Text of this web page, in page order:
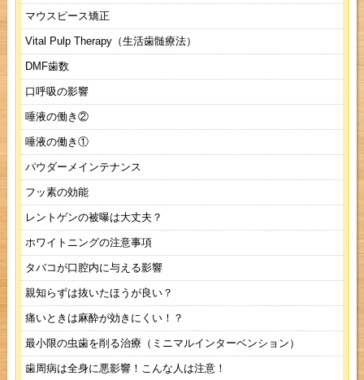
マウスピース矯正
Vital Pulp Therapy（生活歯髄療法）
DMF歯数
口呼吸の影響
唾液の働き②
唾液の働き①
パウダーメインテナンス
フッ素の効能
レントゲンの被曝は大丈夫？
ホワイトニングの注意事項
タバコが口腔内に与える影響
親知らずは抜いたほうが良い？
痛いときは麻酔が効きにくい！？
最小限の虫歯を削る治療（ミニマルインターベンション）
歯周病は全身に悪影響！こんな人は注意！